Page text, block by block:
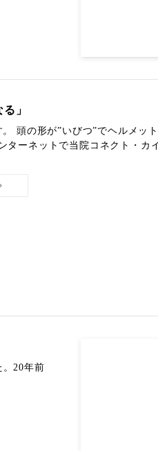
」
頭の形が”いびつ”でヘルメッ
ターネットで当院コネクト・カ
20年前